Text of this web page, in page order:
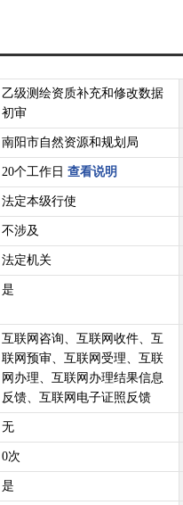
乙级测绘资质补充和修改数据
初审
南阳市自然资源和规划局
20个工作日 查看说明
法定本级行使
不涉及
法定机关
是
互联网咨询、互联网收件、互
联网预审、互联网受理、互联
网办理、互联网办理结果信息
反馈、互联网电子证照反馈
无
0次
是